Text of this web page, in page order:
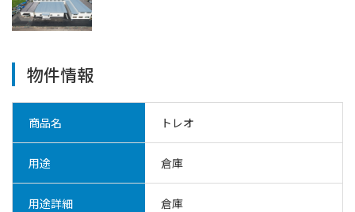
物件情報
商品名 トレオ
用途 倉庫
用途詳細 倉庫